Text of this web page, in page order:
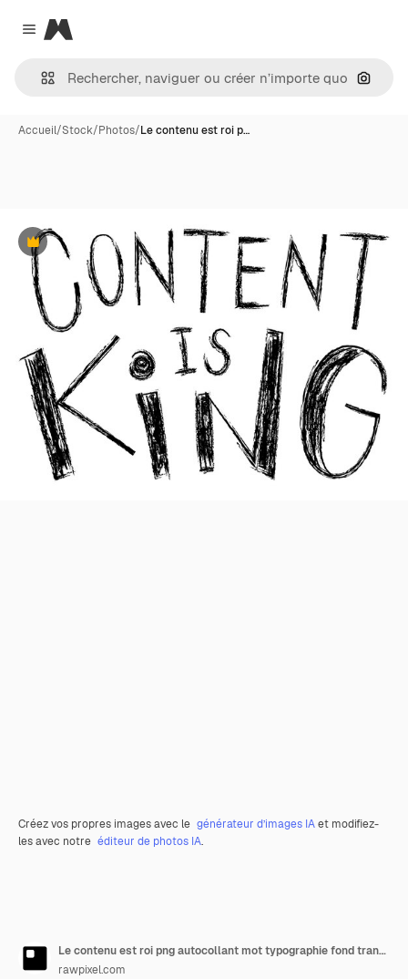
Close menu
Magnific
Accueil/Stock/Photos/Le contenu est roi p…
Premium
Créez vos propres images avec le générateur d’images IAet modifiez-
les avec notre éditeur de photos IA.
Le contenu est roi png autocollant mot typographie fond transparent
rawpixel.com